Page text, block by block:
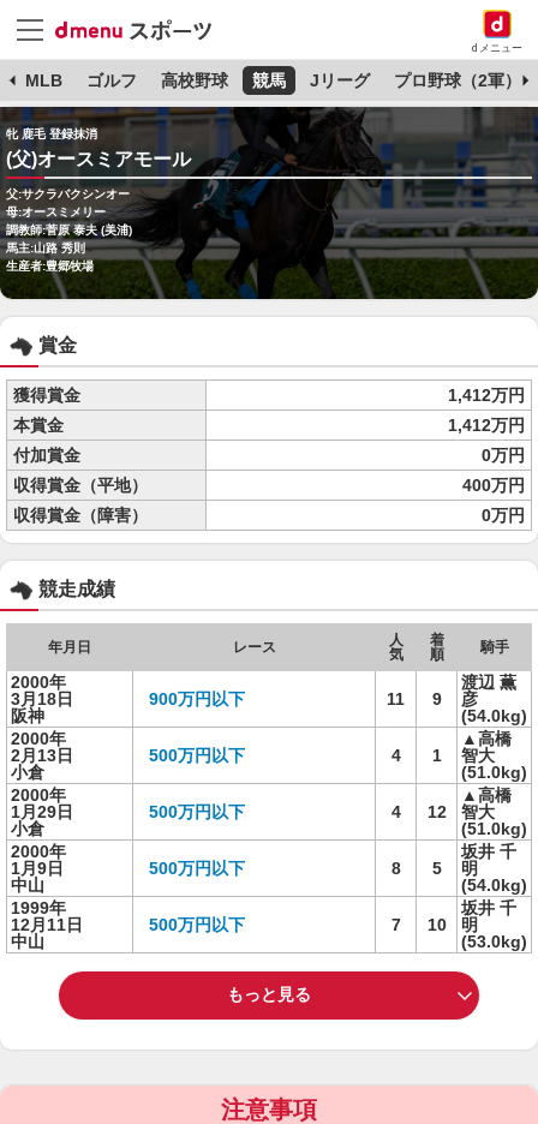
dメニュー
MLB ゴルフ 高校野球 競馬 Jリーグ プロ野球（2軍）
牝 鹿毛 登録抹消
(父)オースミアモール
父:サクラバクシンオー
母:オースミメリー
調教師:菅原 泰夫 (美浦)
馬主:山路 秀則
生産者:豊郷牧場
賞金
獲得賞金
1,412万円
本賞金
1,412万円
付加賞金
0万円
収得賞金（平地）
400万円
収得賞金（障害）
0万円
競走成績
年月日 レース
人
気
着
順
騎手
2000年
3月18日
阪神
900万円以下 11 9
渡辺 薫
彦
(54.0kg)
2000年
2月13日
小倉
500万円以下 4 1
▲高橋
智大
(51.0kg)
2000年
1月29日
小倉
500万円以下 4 12
▲高橋
智大
(51.0kg)
2000年
1月9日
中山
500万円以下 8 5
坂井 千
明
(54.0kg)
1999年
12月11日
中山
500万円以下 7 10
坂井 千
明
(53.0kg)
もっと見る
注意事項